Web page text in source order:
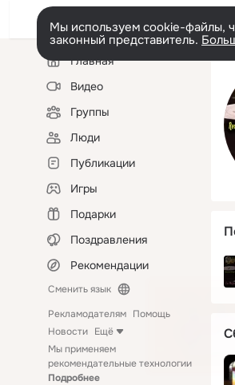
Мы используем cookie-файлы,
законный представитель.
Левая
колонкаГлавная
Видео
Группы
Люди
Публикации
Игры
Подарки
Поздравления
Рекомендации
Сменить язык
Рекламодателям Помощь
Новости Ещё
Мы применяем
рекомендательные технологии
Подробнее